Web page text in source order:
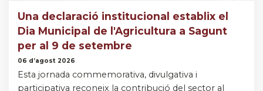
Una declaració institucional establix el
Dia Municipal de l'Agricultura a Sagunt
per al 9 de setembre
06 d’agost 2026
Esta jornada commemorativa, divulgativa i
participativa reconeix la contribució del sector al